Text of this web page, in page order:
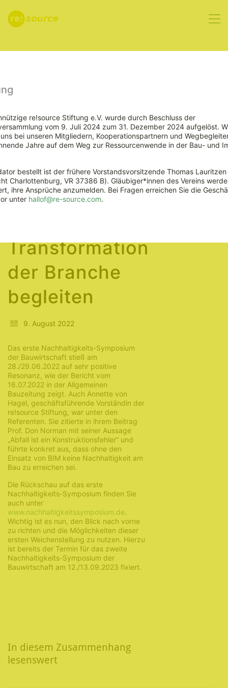
Transformation
der Branche
begleiten
9. August 2022
Das erste Nachhaltigkeits-Symposium
der Bauwirtschaft stieß am
28./29.06.2022 auf sehr positive
Resonanz, wie der Bericht vom
16.07.2022 in der Allgemeinen
Bauzeitung zeigt. Auch Annette von
Hagel, geschäftsführende Vorständin der
re!source Stiftung, war unter den
Referenten. Sie zitierte in ihrem Beitrag
Prof. Don Norman mit seiner Aussage
„Abfall ist ein Konstruktionsfehler“ und
führte konkret aus, dass ohne den
Einsatz von BIM keine Nachhaltigkeit am
Bau zu erreichen sei.
Die Rückschau auf das erste
Nachhaltigkeits-Symposium finden Sie
auch unter
www.nachhaltigkeitssymposium.de.
Wichtig ist es nun, den Blick nach vorne
zu richten und die Möglichkeiten dieser
ersten Weichenstellung zu nutzen. Hierzu
ist bereits der Termin für das zweite
Nachhaltigkeits-Symposium der
Bauwirtschaft am 12./13.09.2023 fixiert.
In diesem Zusammenhang
lesenswert
re!source Stiftung e.V. wurde durch Beschluss der
vom 9. Juli 2024 zum 31. Dezember 2024 aufgelöst.
bei unseren Mitgliedern, Kooperationspartnern und
Jahre auf dem Weg zur Ressourcenwende in der Bau- und
bestellt ist der frühere Vorstandsvorsitzende Thomas Lauritzen
Charlottenburg, VR 37386 B). Gläubiger*innen des Vereins
ihre Ansprüche anzumelden. Bei Fragen erreichen Sie die
unter hallof@re-source.com.